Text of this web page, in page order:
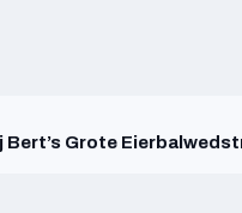
Bert’s Grote